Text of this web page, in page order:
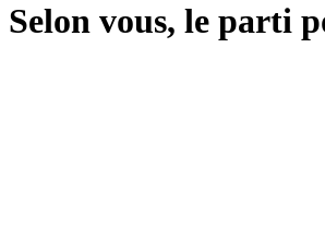
Selon vous, le parti